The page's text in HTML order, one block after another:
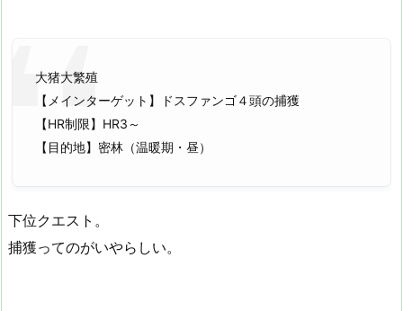
大猪大繁殖
【メインターゲット】ドスファンゴ４頭の捕獲
【HR制限】HR3～
【目的地】密林（温暖期・昼）
下位クエスト。
捕獲ってのがいやらしい。